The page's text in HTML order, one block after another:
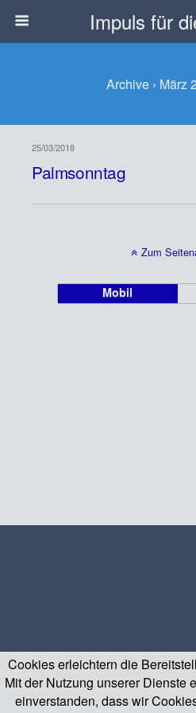
Impuls für
Archive › März
25/03/2018
Palmsonntag
Zum
Mobil
Cookies erleichtern die
Mit der Nutzung unserer Dienste
einverstanden, dass wir